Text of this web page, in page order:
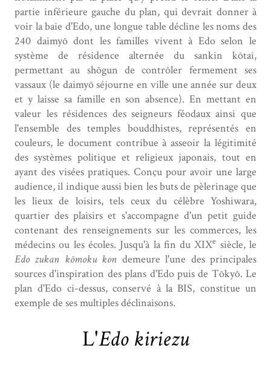
partie inférieure gauche du plan, qui devrait donner à
voir la baie d'Edo, une longue table décline les noms des
240 daimyō dont les familles vivent à Edo selon le
système de résidence alternée du sankin kōtai,
permettant au shōgun de contrôler fermement ses
vassaux (le daimyō séjourne en ville une année sur deux
et y laisse sa famille en son absence). En mettant en
valeur les résidences des seigneurs féodaux ainsi que
l'ensemble des temples bouddhistes, représentés en
couleurs, le document contribue à asseoir la légitimité
des systèmes politique et religieux japonais, tout en
ayant des visées pratiques. Conçu pour avoir une large
audience, il indique aussi bien les buts de pèlerinage que
les lieux de loisirs, tels ceux du célèbre Yoshiwara,
quartier des plaisirs et s'accompagne d'un petit guide
contenant des renseignements sur les commerces, les
médecins ou les écoles. Jusqu'à la fin du XIXe siècle, le
Edo zukan kōmoku kon demeure l'une des principales
sources d'inspiration des plans d'Edo puis de Tōkyō. Le
plan d'Edo ci-dessus, conservé à la BIS, constitue un
exemple de ses multiples déclinaisons.
L'Edo kiriezu